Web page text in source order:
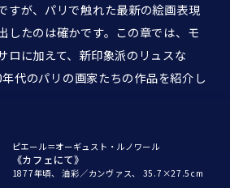
すが、パリで触れた最新の絵画表現
したのは確かです。この章では、モ
ロに加えて、新印象派のリュスな
代のパリの画家たちの作品を紹介し
ピエール＝オーギュスト・ルノワール
《カフェにて》
1877年頃、 油彩／カンヴァス、
35.7×27.5cm